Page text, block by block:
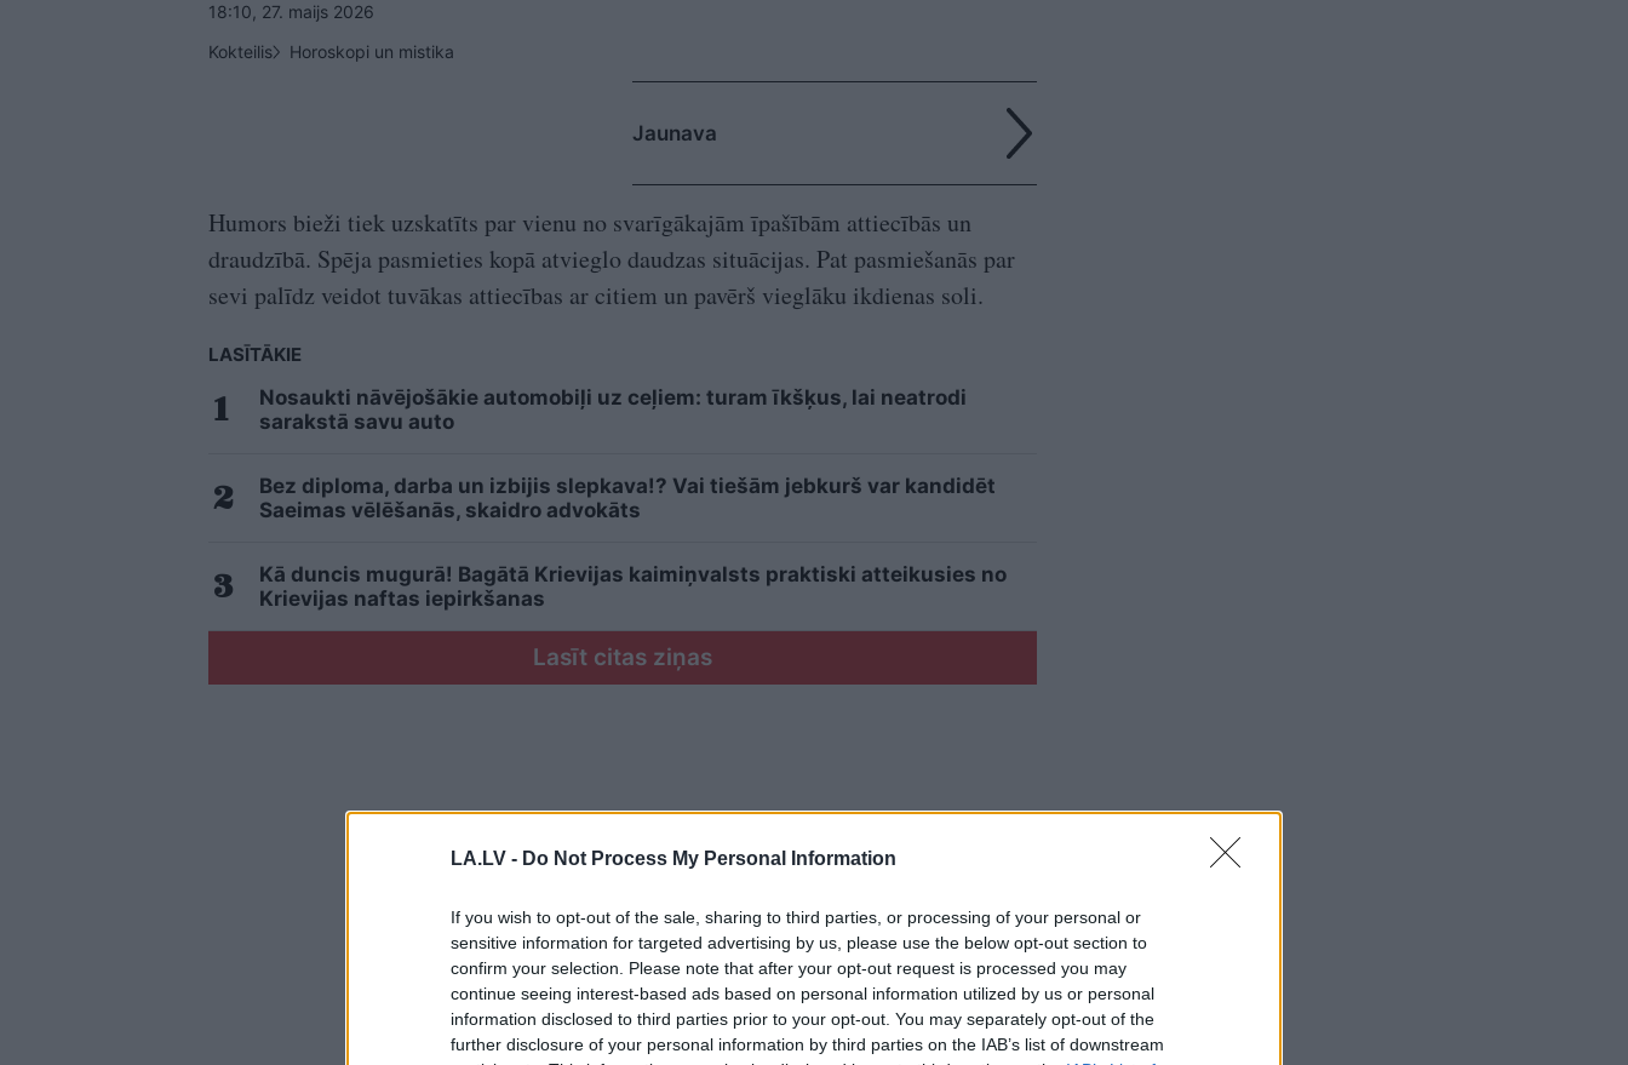
LA.LV - Do Not Process My Personal Information
If you wish to opt-out of the sale, sharing to third parties, or processing of your personal or
sensitive information for targeted advertising by us, please use the below opt-out section to
confirm your selection. Please note that after your opt-out request is processed you may
continue seeing interest-based ads based on personal information utilized by us or personal
information disclosed to third parties prior to your opt-out. You may separately opt-out of the
further disclosure of your personal information by third parties on the IAB’s list of downstream
18:10, 27. maijs 2026
Kokteilis
Horoskopi un mistika
Jaunava
Humors bieži tiek uzskatīts par vienu no svarīgākajām īpašībām attiecībās un
draudzībā. Spēja pasmieties kopā atvieglo daudzas situācijas. Pat pasmiešanās par
sevi palīdz veidot tuvākas attiecības ar citiem un pavērš vieglāku ikdienas soli.
LASĪTĀKIE
Nosaukti nāvējošākie automobiļi uz ceļiem: turam īkšķus, lai neatrodi
sarakstā savu auto
Bez diploma, darba un izbijis slepkava!? Vai tiešām jebkurš var kandidēt
Saeimas vēlēšanās, skaidro advokāts
Kā duncis mugurā! Bagātā Krievijas kaimiņvalsts praktiski atteikusies no
Krievijas naftas iepirkšanas
Lasīt citas ziņas